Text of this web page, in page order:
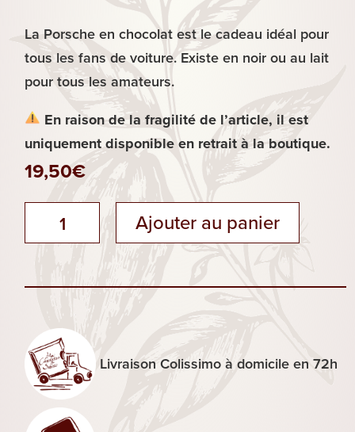
Plaisirs
Sucrés
La Porsche en chocolat est le cadeau idéal pour
tous les fans de voiture. Existe en noir ou au lait
pour tous les amateurs.
En raison de la fragilité de l’article, il est
uniquement disponible en retrait à la boutique.
19,50€
quantité
en
noir
Ajouter au panier
Livraison Colissimo à domicile en 72h